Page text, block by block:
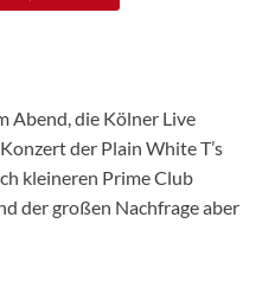
Abend, die Kölner Live
der Plain White T’s
kleineren Prime Club
der großen Nachfrage aber